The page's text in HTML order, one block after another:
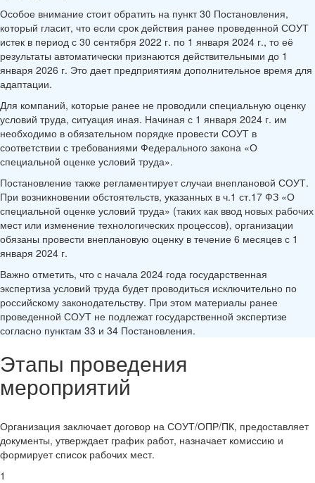
Особое внимание стоит обратить на пункт 30 Постановления,
который гласит, что если срок действия ранее проведенной СОУТ
истек в период с 30 сентября 2022 г. по 1 января 2024 г., то её
результаты автоматически признаются действительными до 1
января 2026 г. Это дает предприятиям дополнительное время для
адаптации.
Для компаний, которые ранее не проводили специальную оценку
условий труда, ситуация иная. Начиная с 1 января 2024 г. им
необходимо в обязательном порядке провести СОУТ в
соответствии с требованиями Федерального закона «О
специальной оценке условий труда».
Постановление также регламентирует случаи внеплановой СОУТ.
При возникновении обстоятельств, указанных в ч.1 ст.17 ФЗ «О
специальной оценке условий труда» (таких как ввод новых рабочих
мест или изменение технологических процессов), организации
обязаны провести внеплановую оценку в течение 6 месяцев с 1
января 2024 г.
Важно отметить, что с начала 2024 года государственная
экспертиза условий труда будет проводиться исключительно по
российскому законодательству. При этом материалы ранее
проведенной СОУТ не подлежат государственной экспертизе
согласно пунктам 33 и 34 Постановления.
Этапы проведения
мероприятий
Организация заключает договор на СОУТ/ОПР/ПК, предоставляет
документы, утверждает график работ, назначает комиссию и
формирует список рабочих мест.
1